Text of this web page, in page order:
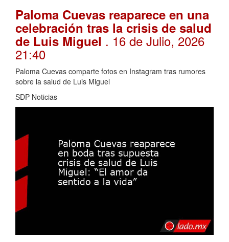
Paloma Cuevas reaparece en una
celebración tras la crisis de salud
de Luis Miguel . 16 de Julio, 2026
21:40
Paloma Cuevas comparte fotos en Instagram tras rumores
sobre la salud de Luis Miguel
SDP Noticias